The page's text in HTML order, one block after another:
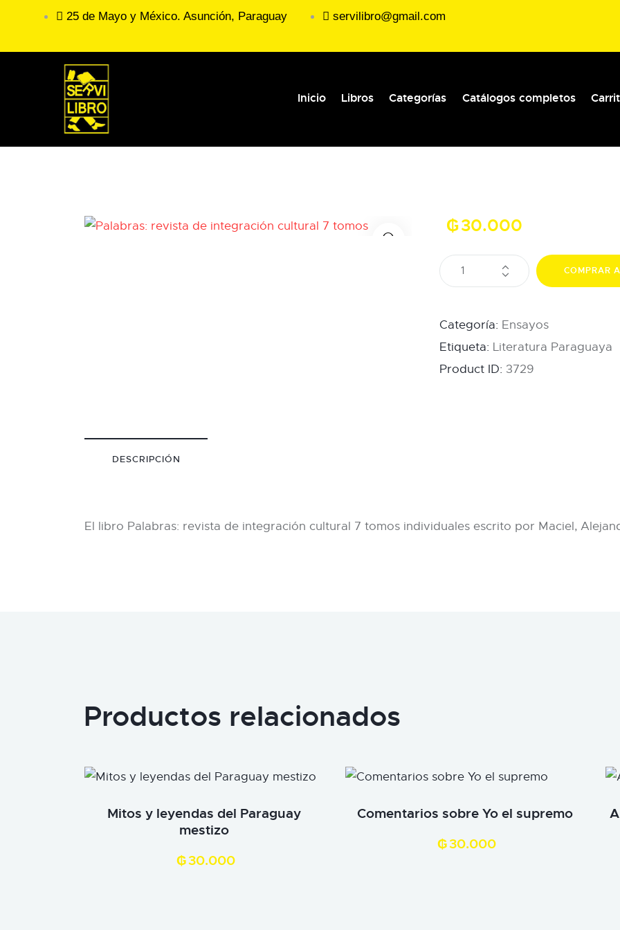
25 de Mayo y México. Asunción, Paraguay servilibro@gmail.com
Inicio Libros Categorías Catálogos completos
₲30.000
COMPRAR
Categoría: Ensayos
Etiqueta: Literatura Paraguaya
Product ID: 3729
DESCRIPCIÓN
El libro Palabras: revista de integración cultural 7 tomos individuales escrito por Maciel,
Productos relacionados
Mitos y leyendas del Paraguay
mestizo
₲30.000
Comentarios sobre Yo el supremo
₲30.000